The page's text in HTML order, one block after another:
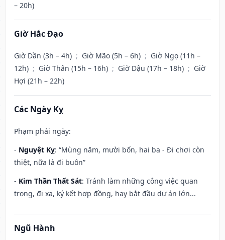
– 20h)
Giờ Hắc Đạo
Giờ Dần (3h – 4h) ; Giờ Mão (5h – 6h) ; Giờ Ngọ (11h –
12h) ; Giờ Thân (15h – 16h) ; Giờ Dậu (17h – 18h) ; Giờ
Hợi (21h – 22h)
Các Ngày Kỵ
Phạm phải ngày:
- Nguyệt Kỵ: “Mùng năm, mười bốn, hai ba - Đi chơi còn
thiệt, nữa là đi buôn”
- Kim Thần Thất Sát: Tránh làm những công việc quan
trọng, đi xa, ký kết hợp đồng, hay bắt đầu dự án lớn...
Ngũ Hành